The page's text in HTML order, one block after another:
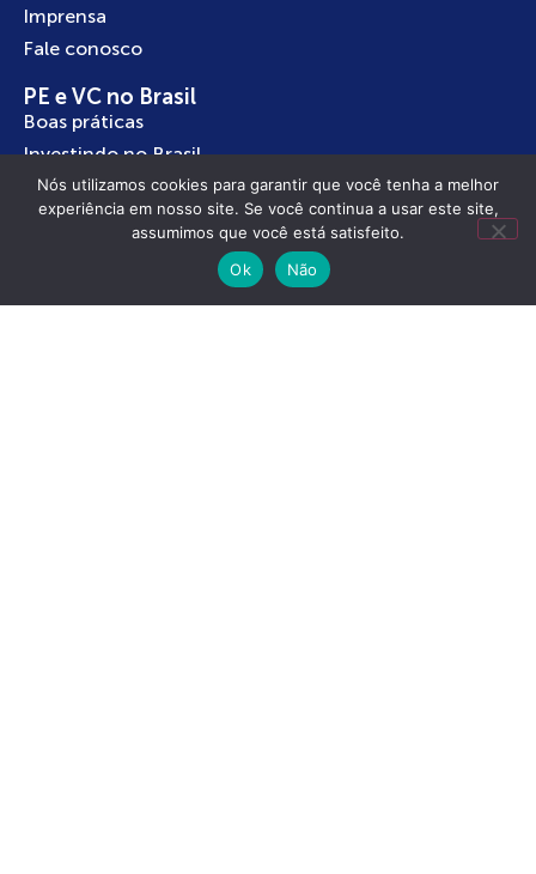
Imprensa
Fale conosco
PE e VC no Brasil
Boas práticas
Investindo no Brasil
Empreendedorismo
Nossos Programas
Nós utilizamos cookies para garantir que você tenha a melhor
experiência em nosso site. Se você continua a usar este site,
assumimos que você está satisfeito.
Ok
Não